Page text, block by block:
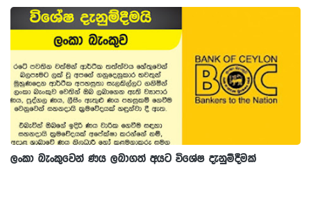
ලංකා බැංකුවෙන් ණය ලබාගත් අයට විශේෂ දැනුම්දීමක්